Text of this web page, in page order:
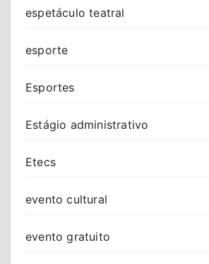
espetáculo teatral
esporte
Esportes
Estágio administrativo
Etecs
evento cultural
evento gratuito